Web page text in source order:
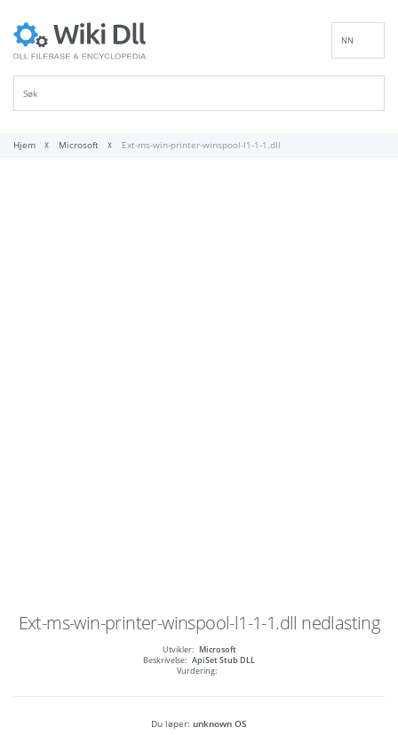
NN
Hjem Microsoft Ext-ms-win-printer-winspool-l1-1-1.dll
Ext-ms-win-printer-winspool-l1-1-1.dll nedlasting
Utvikler: Microsoft
Beskrivelse: ApiSet Stub DLL
Vurdering:
Du løper: unknown OS